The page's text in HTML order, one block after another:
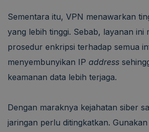
Sementara itu, VPN menawarkan
yang lebih tinggi. Sebab, layanan ini
prosedur enkripsi terhadap semua
menyembunyikan IP address
keamanan data lebih terjaga.
Dengan maraknya kejahatan siber
jaringan perlu ditingkatkan.